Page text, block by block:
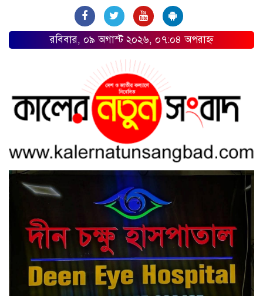
রবিবার, ০৯ অগাস্ট ২০২৬, ০৭:০৪ অপরাহ্ন